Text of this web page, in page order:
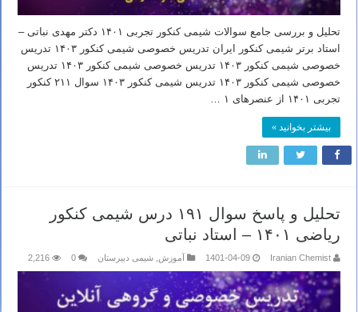
تحلیل و بررسی جامع سوالات شیمی کنکور تجربی ۱۴۰۱ دکتر مهدی نباتی –
استاد برتر شیمی کنکور ایران تدریس خصوصی شیمی کنکور ۱۴۰۳ تدریس
خصوصی شیمی کنکور ۱۴۰۳ تدریس خصوصی شیمی کنکور ۱۴۰۳ تدریس
خصوصی شیمی کنکور ۱۴۰۳ تدریس شیمی کنکور ۱۴۰۳ سوال ۲۱۱ کنکور
تجربی ۱۴۰۱ از عنصرهای ۱ …
بیشتر بخوانید »
تحلیل و پاسخ سوال ۱۹۱ درس شیمی کنکور
ریاضی ۱۴۰۱ – استاد نباتی
Iranian Chemist
1401-04-09 آموزش شیمی دبیرستان 0
2,216